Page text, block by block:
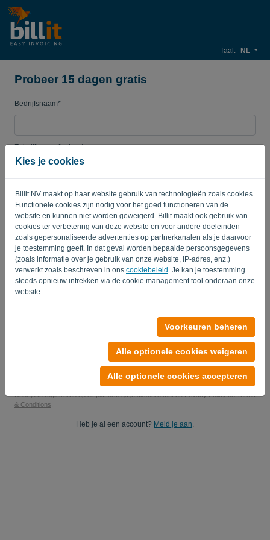
Kies je cookies
Billit NV maakt op haar website gebruik van technologieën zoals cookies.
Functionele cookies zijn nodig voor het goed functioneren van de
website en kunnen niet worden geweigerd. Billit maakt ook gebruik van
cookies ter verbetering van deze website en voor andere doeleinden
zoals gepersonaliseerde advertenties op partnerkanalen als je daarvoor
je toestemming geeft. In dat geval worden bepaalde persoonsgegevens
(zoals informatie over je gebruik van onze website, IP-adres, enz.)
verwerkt zoals beschreven in ons cookiebeleid . Je kan je toestemming
steeds opnieuw intrekken via de cookie management tool onderaan onze
website.
Voorkeuren beheren
Alle optionele cookies weigeren
Alle optionele cookies accepteren
Taal: NL
Probeer 15 dagen gratis
Bedrijfsnaam*
Zakelijk e-mailadres*
Wachtwoord
Land
Hou mij op de hoogte van updates.
Start je gratis proefperiode
Je bent tot niets verplicht! 100% vrijblijvend
Je gegevens zijn 100% veilig
Door je te registreren op dit platform ga je akkoord met dePrivacy PolicyenTerms
& Conditions
Heb je al een account? Meld je aan.